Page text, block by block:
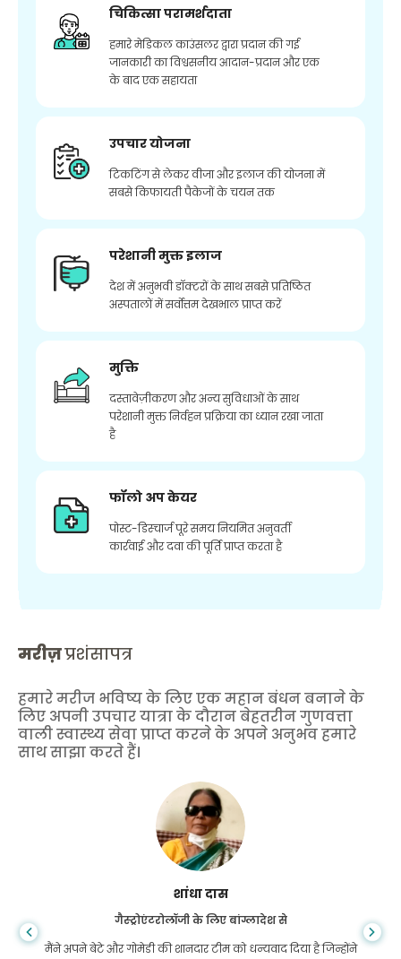
चिकित्सा परामर्शदाता
हमारे मेडिकल काउंसलर द्वारा प्रदान की गई
जानकारी का विश्वसनीय आदान-प्रदान और एक
के बाद एक सहायता
उपचार योजना
टिकटिंग से लेकर वीजा और इलाज की योजना में
सबसे किफायती पैकेजों के चयन तक
परेशानी मुक्त इलाज
देश में अनुभवी डॉक्टरों के साथ सबसे प्रतिष्ठित
अस्पतालों में सर्वोत्तम देखभाल प्राप्त करें
मुक्ति
दस्तावेज़ीकरण और अन्य सुविधाओं के साथ
परेशानी मुक्त निर्वहन प्रक्रिया का ध्यान रखा जाता
है
फॉलो अप केयर
पोस्ट-डिस्चार्ज पूरे समय नियमित अनुवर्ती
कार्रवाई और दवा की पूर्ति प्राप्त करता है
मरीज़प्रशंसापत्र
हमारे मरीज भविष्य के लिए एक महान बंधन बनाने के
लिए अपनी उपचार यात्रा के दौरान बेहतरीन गुणवत्ता
वाली स्वास्थ्य सेवा प्राप्त करने के अपने अनुभव हमारे
साथ साझा करते हैं।
शांधा दास
गैस्ट्रोएंटरोलॉजी के लिए बांग्लादेश से
मैंने अपने बेटे और गोमेडी की शानदार टीम को धन्यवाद दिया है जिन्होंने